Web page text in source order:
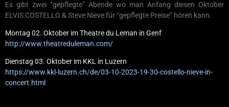
Es gibt zwei “gepflegte” Abende wo man Anfang diesen Oktober
ELVIS COSTELLO & Steve Nieve für “gepflegte Preise” hören kann.
Montag 02. Oktober im Theatre du Leman in Genf
http://www.theatreduleman.com/
Dienstag 03. Oktober im KKL in Luzern
https://www.kkl-luzern.ch/de/03-10-2023-19-30-costello-nieve-in-
concert.html